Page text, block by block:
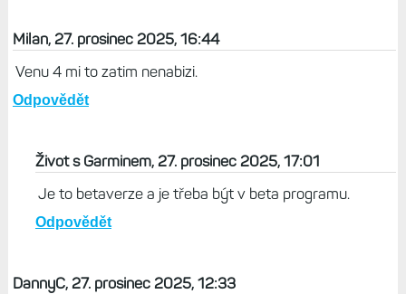
Milan, 27. prosinec 2025, 16:44
Venu 4 mi to zatim nenabizi.
Odpovědět
Život s Garminem, 27. prosinec 2025, 17:01
Je to betaverze a je třeba být v beta programu.
Odpovědět
DannyC, 27. prosinec 2025, 12:33